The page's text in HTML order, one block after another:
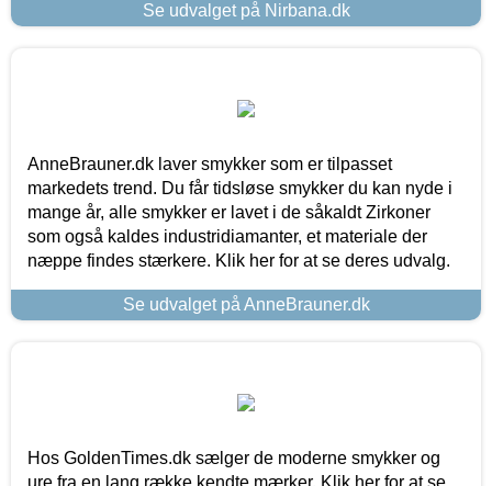
Se udvalget på Nirbana.dk
AnneBrauner.dk laver smykker som er tilpasset
markedets trend. Du får tidsløse smykker du kan nyde i
mange år, alle smykker er lavet i de såkaldt Zirkoner
som også kaldes industridiamanter, et materiale der
næppe findes stærkere. Klik her for at se deres udvalg.
Se udvalget på AnneBrauner.dk
Hos GoldenTimes.dk sælger de moderne smykker og
ure fra en lang række kendte mærker. Klik her for at se